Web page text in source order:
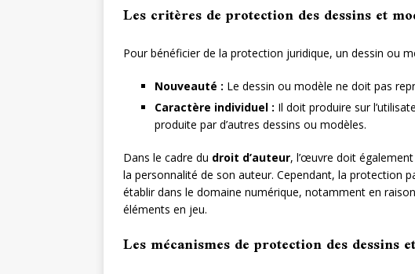
Les critères de protection des dessins et
Pour bénéficier de la protection juridique, un dessin ou
Nouveauté : Le dessin ou modèle ne doit pas
Caractère individuel : Il doit produire sur
produite par d’autres dessins ou modèles.
Dans le cadre du droit d’auteur, l’œuvre doit
la personnalité de son auteur. Cependant, la protection
établir dans le domaine numérique, notamment en
éléments en jeu.
Les mécanismes de protection des dessins